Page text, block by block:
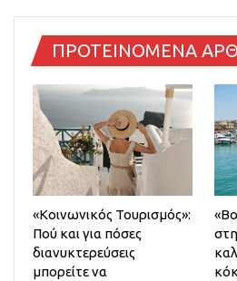
ΠΡΟΤΕΙΝΟΜΕΝΑ
«Κοινωνικός Τουρισμός»:
Πού και για πόσες
διανυκτερεύσεις
μπορείτε να